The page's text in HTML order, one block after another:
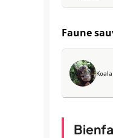
Faune
Koala